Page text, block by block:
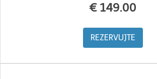
€ 149.00
REZERVUJTE